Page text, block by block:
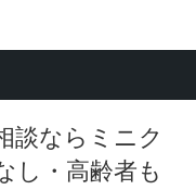
談ならミニク
し・高齢者も